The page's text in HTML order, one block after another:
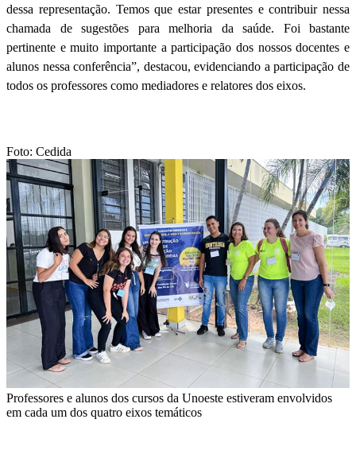
dessa representação. Temos que estar presentes e contribuir nessa
chamada de sugestões para melhoria da saúde. Foi bastante
pertinente e muito importante a participação dos nossos docentes e
alunos nessa conferência”, destacou, evidenciando a participação de
todos os professores como mediadores e relatores dos eixos.
Foto: Cedida
Professores e alunos dos cursos da Unoeste estiveram envolvidos
em cada um dos quatro eixos temáticos